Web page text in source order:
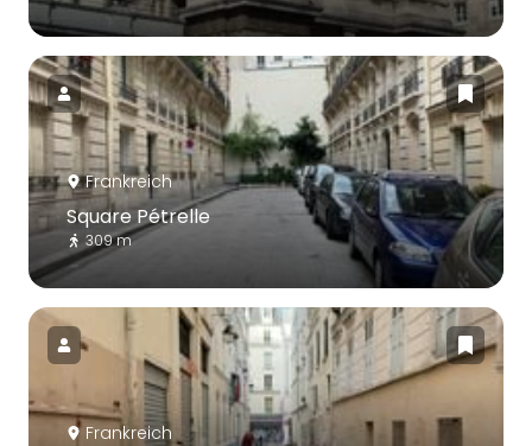
Frankreich
Square Pétrelle
309 m
Frankreich